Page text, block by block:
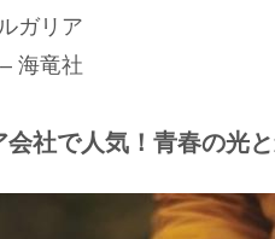
ガリア
海竜社
会社で人気！青春の光